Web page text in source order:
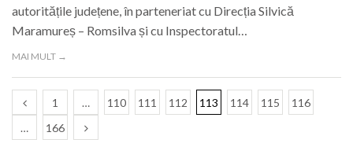
autoritățile județene, în parteneriat cu Direcția Silvică
Maramureș – Romsilva și cu Inspectoratul…
MAI MULT →
1 … 110 111 112 113 114 115
116
…
166